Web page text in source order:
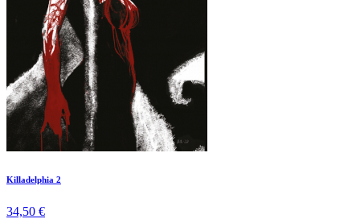
Killadelphia 2
34,50 €